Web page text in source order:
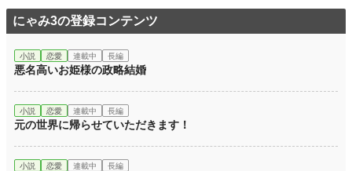
にゃみ3の登録コンテンツ
小説 恋愛 連載中 長編
悪名高いお姫様の政略結婚
小説 恋愛 連載中 長編
元の世界に帰らせていただきます！
小説 恋愛 連載中 長編